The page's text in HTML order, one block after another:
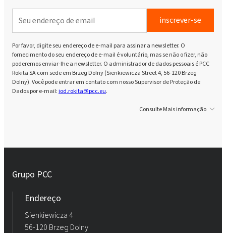
Rokopol® V700 (Poliéter poliol)
Rokopol® iCan 2432
Rokopol® iCan 2770
Rokopol® vTec 8888 (poliéter poliol)
inscrever-se
Por favor, digite seu endereço de e-mail para assinar a newsletter. O
fornecimento do seu endereço de e-mail é voluntário, mas se não o fizer, não
poderemos enviar-lhe a newsletter. O administrador de dados pessoais é PCC
Rokita SA com sede em Brzeg Dolny (Sienkiewicza Street 4, 56-120 Brzeg
Dolny). Você pode entrar em contato com nosso Supervisor de Proteção de
Dados por e-mail:iod.rokita@pcc.eu.
Consulte Mais informação
Grupo PCC
Endereço
Sienkiewicza 4
56-120 Brzeg Dolny